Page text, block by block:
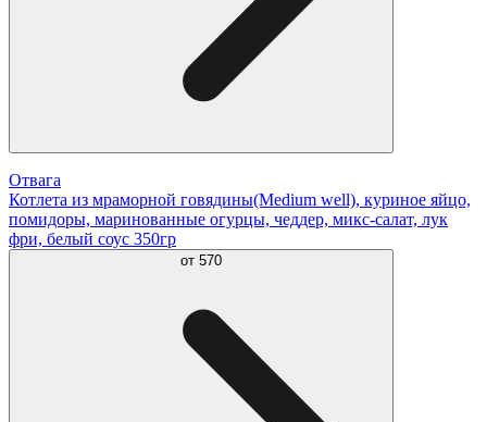
Отвага
Котлета из мраморной говядины(Medium well), куриное яйцо,
помидоры, маринованные огурцы, чеддер, микс-салат, лук
фри, белый соус 350гр
от 570